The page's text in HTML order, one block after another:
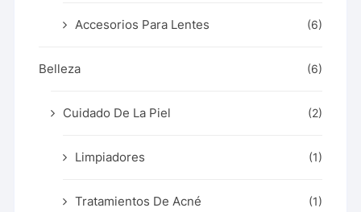
Accesorios Para Lentes (6)
Belleza (6)
Cuidado De La Piel (2)
Limpiadores (1)
Tratamientos De Acné (1)